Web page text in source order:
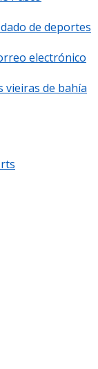
de deportes
electrónico
vieiras de bahía